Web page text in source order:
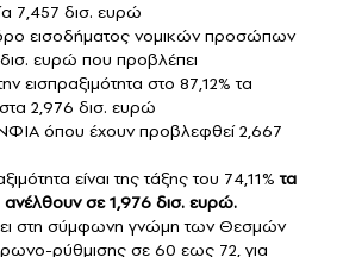
7,457 δισ. ευρώ
εισοδήματος νομικών προσώπων
ευρώ που προβλέπει
εισπραξιμότητα στο 87,12% τα
2,976 δισ. ευρώ
όπου έχουν προβλεφθεί 2,667
είναι της τάξης του 74,11%τα
ανέλθουν σε 1,976 δισ. ευρώ.
στη σύμφωνη γνώμη των Θεσμών
ρύθμισης σε 60 εως 72, για